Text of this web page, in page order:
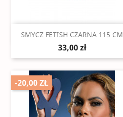
Szybki podgląd
SMYCZ FETISH CZARNA 115 CM
33,00 zł
-20,00 ZŁ